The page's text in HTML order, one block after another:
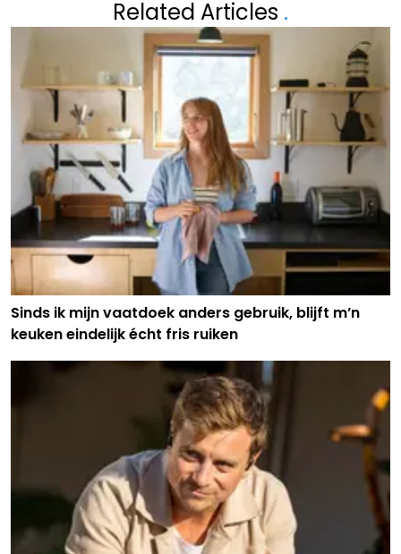
Related Articles .
Sinds ik mijn vaatdoek anders gebruik, blijft m’n
keuken eindelijk écht fris ruiken